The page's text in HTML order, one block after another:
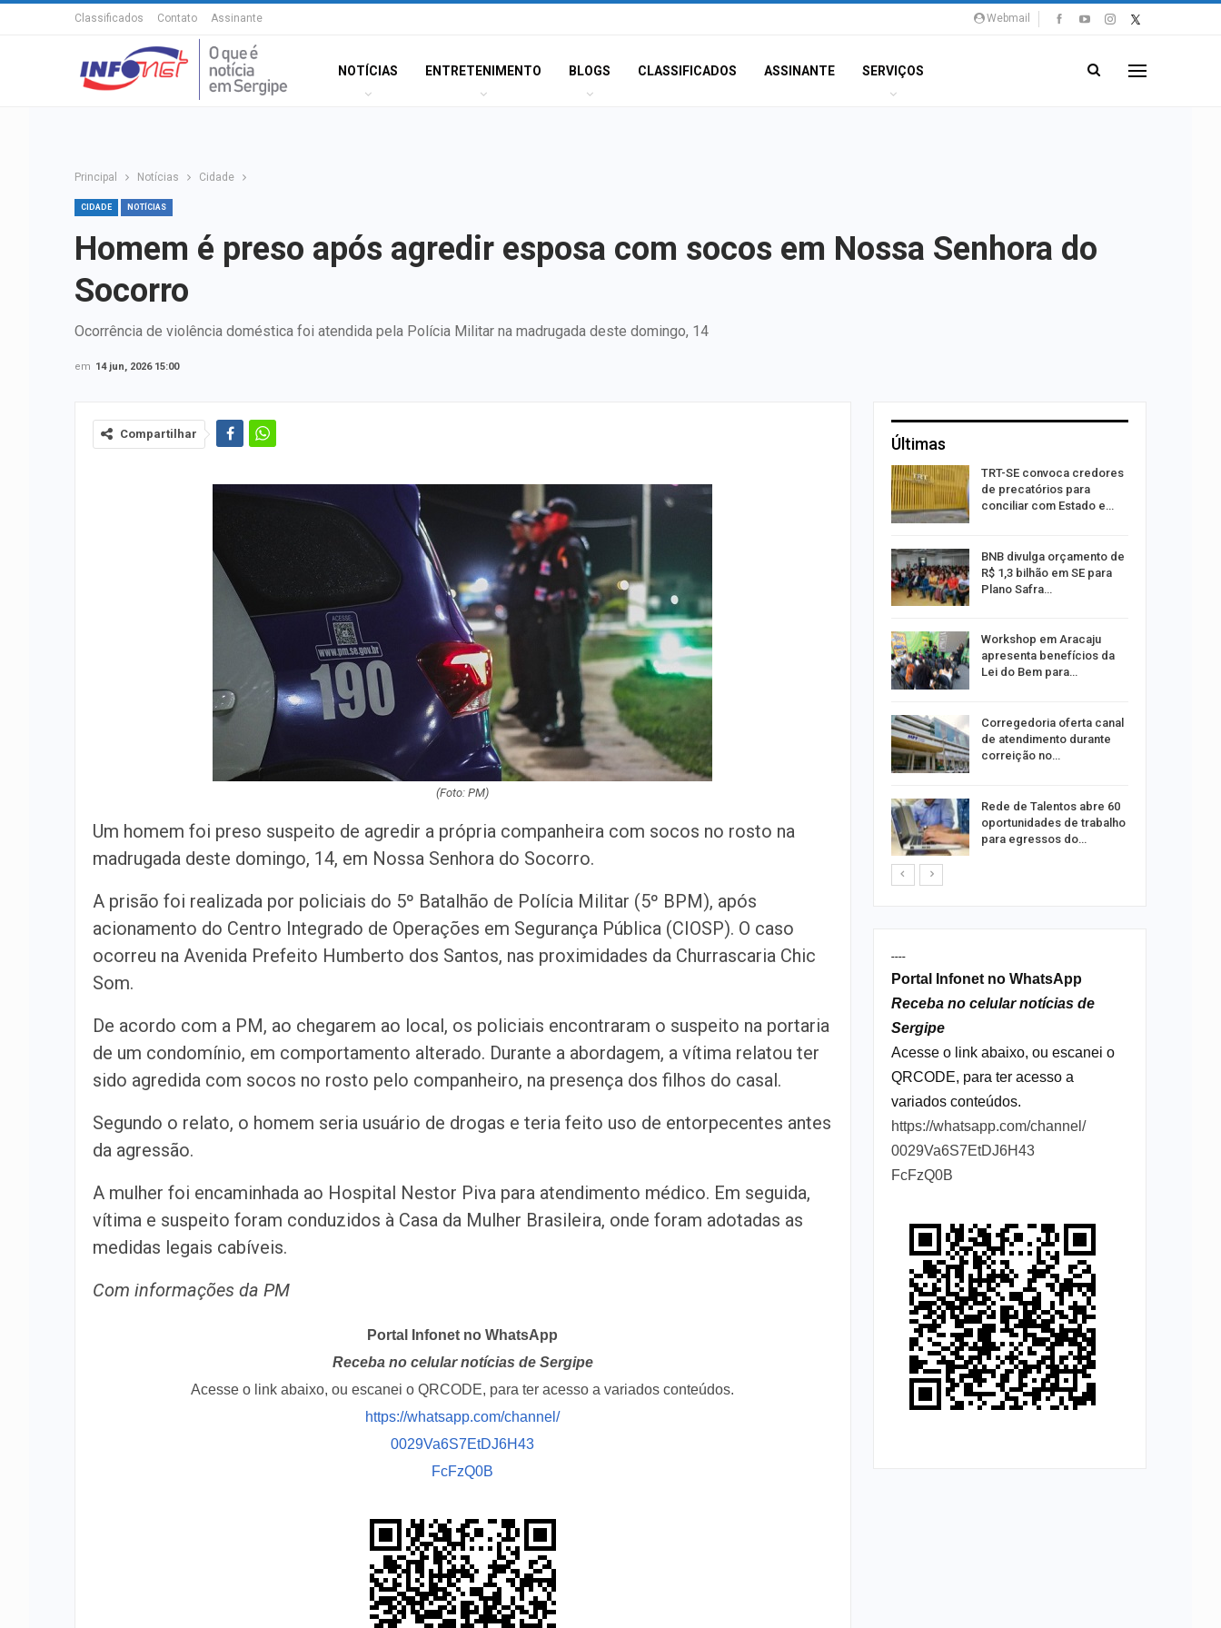
Webmail
Classificados Contato Assinante
NOTÍCIAS ENTRETENIMENTO BLOGS CLASSIFICADOS ASSINANTE SERVIÇOS
Principal Notícias Cidade
CIDADE NOTÍCIAS
Homem é preso após agredir esposa com socos em Nossa Senhora do
Socorro
Ocorrência de violência doméstica foi atendida pela Polícia Militar na madrugada deste domingo, 14
em 14 jun, 2026 15:00
Compartilhar
(Foto: PM)
Um homem foi preso suspeito de agredir a própria companheira com socos no rosto na
madrugada deste domingo, 14, em Nossa Senhora do Socorro.
A prisão foi realizada por policiais do 5º Batalhão de Polícia Militar (5º BPM), após
acionamento do Centro Integrado de Operações em Segurança Pública (CIOSP). O caso
ocorreu na Avenida Prefeito Humberto dos Santos, nas proximidades da Churrascaria Chic
Som.
De acordo com a PM, ao chegarem ao local, os policiais encontraram o suspeito na portaria
de um condomínio, em comportamento alterado. Durante a abordagem, a vítima relatou ter
sido agredida com socos no rosto pelo companheiro, na presença dos filhos do casal.
Segundo o relato, o homem seria usuário de drogas e teria feito uso de entorpecentes antes
da agressão.
A mulher foi encaminhada ao Hospital Nestor Piva para atendimento médico. Em seguida,
vítima e suspeito foram conduzidos à Casa da Mulher Brasileira, onde foram adotadas as
medidas legais cabíveis.
Com informações da PM
Portal Infonet no WhatsApp
Receba no celular notícias de Sergipe
Acesse o link abaixo, ou escanei o QRCODE, para ter acesso a variados conteúdos.
https://whatsapp.com/channel/
0029Va6S7EtDJ6H43
FcFzQ0B
Últimas
o trânsito em Aracaju
neste sábado
TRT-SE convoca credores
de precatórios para
conciliar com Estado e…
BNB divulga orçamento de
R$ 1,3 bilhão em SE para
Plano Safra…
Workshop em Aracaju
apresenta benefícios da
Lei do Bem para…
Corregedoria oferta canal
de atendimento durante
correição no…
Rede de Talentos abre 60
oportunidades de trabalho
para egressos do…
----
Portal Infonet no WhatsApp
Receba no celular notícias de
Sergipe
Acesse o link abaixo, ou escanei o
QRCODE, para ter acesso a
variados conteúdos.
https://whatsapp.com/channel/
0029Va6S7EtDJ6H43
FcFzQ0B